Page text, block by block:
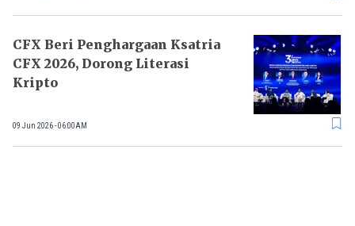
CFX Beri Penghargaan Ksatria
CFX 2026, Dorong Literasi
Kripto
09 Jun 2026 - 06:00AM